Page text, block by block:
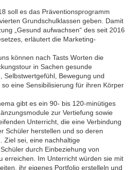
soll es das Präventionsprogramm
Grundschulklassen geben. Damit
„Gesund aufwachsen“ des seit 2016
erläutert die Marketing-
können nach Tasts Worten die
in Sachen gesunde
Selbstwertgefühl, Bewegung und
eine Sensibilisierung für ihren Körper
gibt es ein 90- bis 120-minütiges
zur Vertiefung sowie
Unterricht, die eine Verbindung
Schüler herstellen und so deren
Ziel sei, eine nachhaltige
durch Einbeziehung von
erreichen. Im Unterricht würden sie mit
ihr eigenes Portfolio erstelleln und